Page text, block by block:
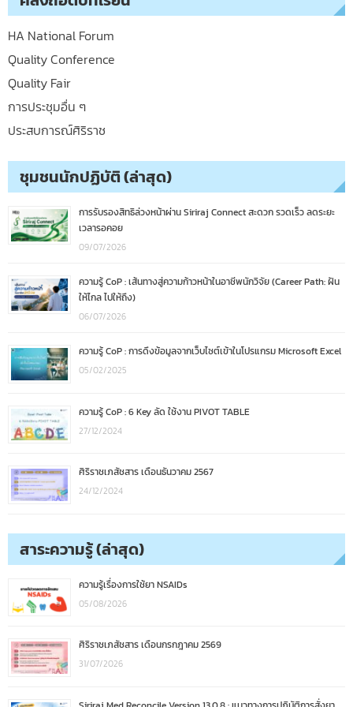
HA National Forum
Quality Conference
Quality Fair
การประชุมอื่น ๆ
ประสบการณ์ศิริราช
ชุมชนนักปฏิบัติ (ล่าสุด)
การรับรองสิทธิล่วงหน้าผ่าน Siriraj Connect สะดวก รวดเร็ว ลดระยะ
เวลารอคอย
09/07/2026
ความรู้ CoP : เส้นทางสู่ความก้าวหน้าในอาชีพนักวิจัย (Career Path: ฝัน
ให้ไกล ไปให้ถึง)
06/07/2026
ความรู้ CoP : การดึงข้อมูลจากเว็บไซต์เข้าในโปรแกรม Microsoft Excel
05/02/2025
ความรู้ CoP : 6 Key ลัด ใช้งาน PIVOT TABLE
27/12/2024
ศิริราชเภสัชสาร เดือนธันวาคม 2567
24/12/2024
สาระความรู้ (ล่าสุด)
ความรู้เรื่องการใช้ยา NSAIDs
05/08/2026
ศิริราชเภสัชสาร เดือนกรกฎาคม 2569
31/07/2026